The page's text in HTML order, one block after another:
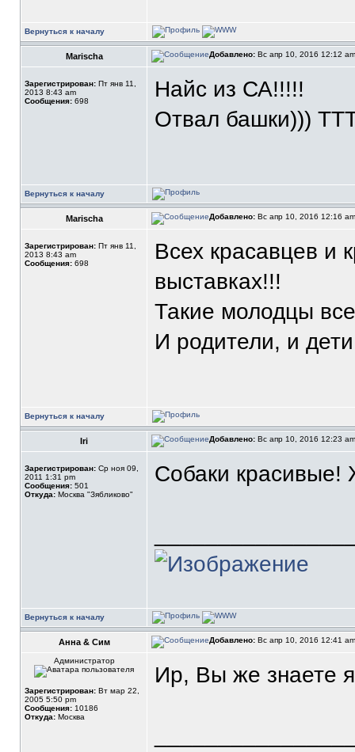
Вернуться к началу
Marischa Добавлено: Вс апр 10, 2016 12:12
Зарегистрирован: Пт янв 11,
2013 8:43 am
Сообщения: 698
Найс из СА!!!!!
Отвал башки)))
Вернуться к началу
Marischa Добавлено: Вс апр 10, 2016 12:16
Зарегистрирован: Пт янв 11,
2013 8:43 am
Сообщения: 698
Всех красавцев и
выставках!!!
Такие молодцы
И родители, и
Вернуться к началу
Iri Добавлено: Вс апр 10, 2016 12:23
Зарегистрирован: Ср ноя 09,
2011 1:31 pm
Сообщения: 501
Откуда: Москва "Зябликово"
Собаки
Вернуться к началу
Анна & Сим Добавлено: Вс апр 10, 2016 12:41
Администратор
Зарегистрирован: Вт мар 22,
2005 5:50 pm
Сообщения: 10186
Откуда: Москва
Ир, Вы же знаете